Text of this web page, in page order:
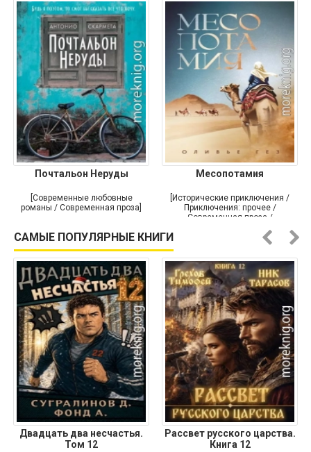
Почтальон Неруды
[Современные любовные
романы / Современная проза]
Месопотамия
[Исторические приключения /
Приключения: прочее /
Современная проза /
САМЫЕ ПОПУЛЯРНЫЕ КНИГИ
Двадцать два несчастья.
Том 12
Рассвет русского царства.
Книга 12